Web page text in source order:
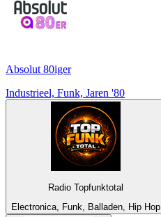
Absolut 80iger
Industrieel, Funk, Jaren '80
Radio Topfunktotal
Electronica, Funk, Balladen, Hip Hop